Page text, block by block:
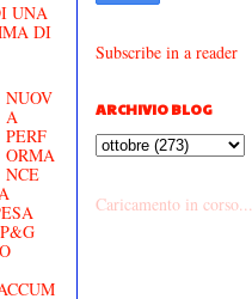
UNA
DI
NUOV
A
PERF
ORMA
NCE
Subscribe in a reader
ARCHIVIO BLOG
Caricamento in corso...